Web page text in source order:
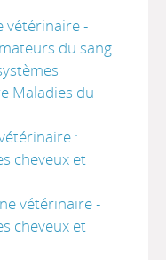
vétérinaire -
du sang
Maladies du
:
cheveux et
vétérinaire -
cheveux et